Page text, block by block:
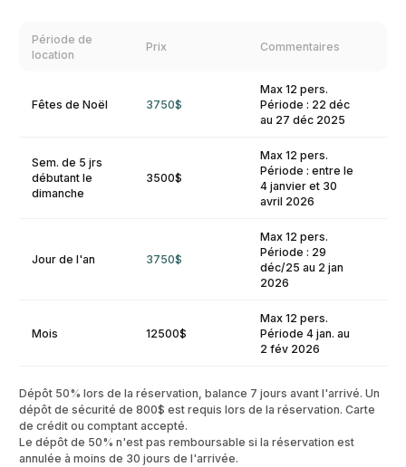
Période de
location
Prix Commentaires
Fêtes de Noël 3750$
Max 12 pers.
Période : 22 déc
au 27 déc 2025
Sem. de 5 jrs
débutant le
dimanche
3500$
Max 12 pers.
Période : entre le
4 janvier et 30
avril 2026
Jour de l'an 3750$
Max 12 pers.
Période : 29
déc/25 au 2 jan
2026
Mois 12500$
Max 12 pers.
Période 4 jan. au
2 fév 2026
Dépôt 50% lors de la réservation, balance 7 jours avant l'arrivé. Un
dépôt de sécurité de 800$ est requis lors de la réservation. Carte
de crédit ou comptant accepté.
Le dépôt de 50% n'est pas remboursable si la réservation est
annulée à moins de 30 jours de l'arrivée.